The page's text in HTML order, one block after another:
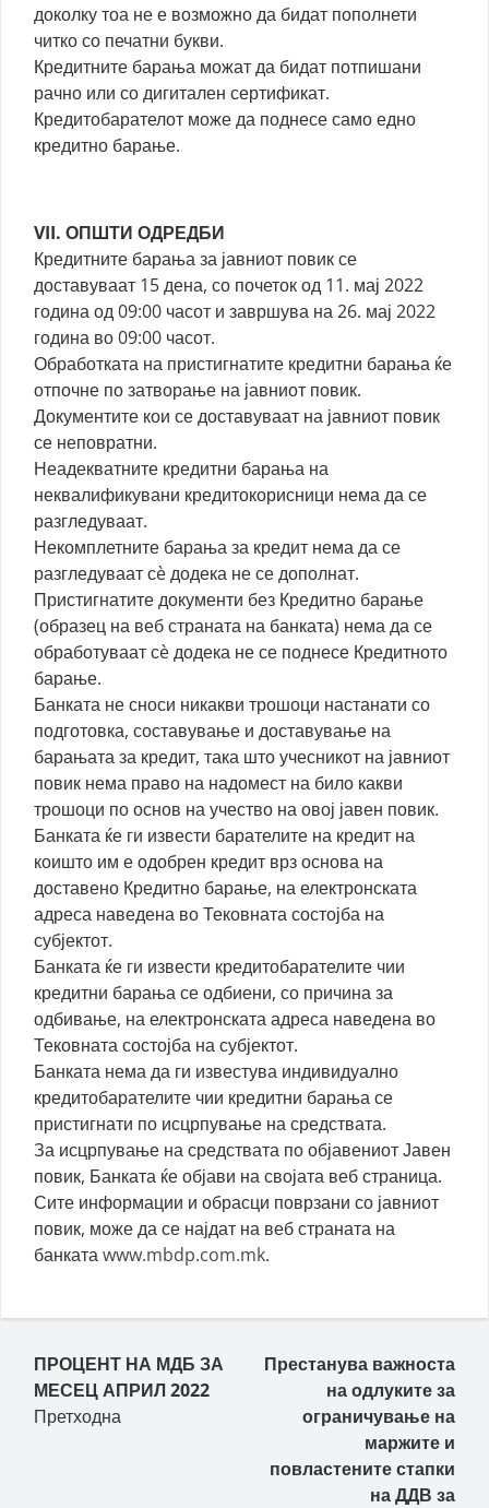
доколку тоа не е возможно да бидат пополнети
читко со печатни букви.
Кредитните барања можат да бидат потпишани
рачно или со дигитален сертификат.
Кредитобарателот може да поднесе само едно
кредитно барање.
VII. ОПШТИ ОДРЕДБИ
Кредитните барања за јавниот повик се
доставуваат 15 дена, со почеток од 11. мај 2022
година од 09:00 часот и завршува на 26. мај 2022
година во 09:00 часот.
Обработката на пристигнатите кредитни барања ќе
отпочне по затворање на јавниот повик.
Документите кои се доставуваат на јавниот повик
се неповратни.
Неадекватните кредитни барања на
неквалификувани кредитокорисници нема да се
разгледуваат.
Некомплетните барања за кредит нема да се
разгледуваат сè додека не се дополнат.
Пристигнатите документи без Кредитно барање
(образец на веб страната на банката) нема да се
обработуваат сè додека не се поднесе Кредитното
барање.
Банката не сноси никакви трошоци настанати со
подготовка, составување и доставување на
барањата за кредит, така што учесникот на јавниот
повик нема право на надомест на било какви
трошоци по основ на учество на овој јавен повик.
Банката ќе ги извести барателите на кредит на
коишто им е одобрен кредит врз основа на
доставено Кредитно барање, на електронската
адреса наведена во Тековната состојба на
субјектот.
Банката ќе ги извести кредитобарателите чии
кредитни барања се одбиени, со причина за
одбивање, на електронската адреса наведена во
Тековната состојба на субјектот.
Банката нема да ги известува индивидуално
кредитобарателите чии кредитни барања се
пристигнати по исцрпување на средствата.
За исцрпување на средствата по објавениот Јавен
повик, Банката ќе објави на својата веб страница.
Сите информации и обрасци поврзани со јавниот
повик, може да се најдат на веб страната на
банкатаwww.mbdp.com.mk.
Пост навигација
ПРОЦЕНТ НА МДБ ЗА
МЕСЕЦ АПРИЛ 2022
Претходна
Престанува важноста
на одлуките за
ограничување на
маржите и
повластените стапки
на ДДВ за